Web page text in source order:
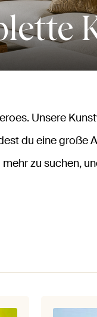
Unsere
du eine große
zu suchen,